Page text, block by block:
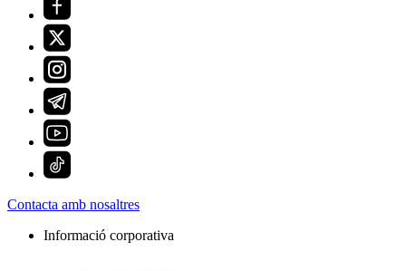
Contacta amb nosaltres
Informació corporativa